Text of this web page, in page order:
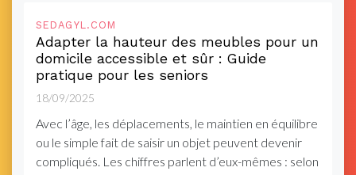
SEDAGYL.COM
Adapter la hauteur des meubles pour un
domicile accessible et sûr : Guide
pratique pour les seniors
18/09/2025
Avec l’âge, les déplacements, le maintien en équilibre
ou le simple fait de saisir un objet peuvent devenir
compliqués. Les chiffres parlent d’eux-mêmes : selon